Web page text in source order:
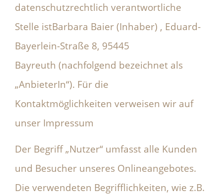
datenschutzrechtlich verantwortliche
Stelle istBarbara Baier (Inhaber) , Eduard-
Bayerlein-Straße 8, 95445
Bayreuth (nachfolgend bezeichnet als
„AnbieterIn“). Für die
Kontaktmöglichkeiten verweisen wir auf
unser Impressum
Der Begriff „Nutzer“ umfasst alle Kunden
und Besucher unseres Onlineangebotes.
Die verwendeten Begrifflichkeiten, wie z.B.